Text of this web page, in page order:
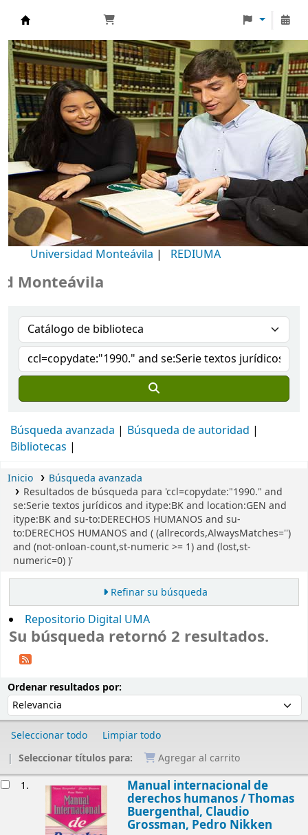
Biblioteca Universidad Monteávila
Universidad Monteávila | REDIUMA
Búsqueda avanzada
Búsqueda de autoridad
Bibliotecas
Inicio
Búsqueda avanzada
Resultados de búsqueda para 'ccl=copydate:"1990." and
se:Serie textos jurídicos and itype:BK and location:GEN and
itype:BK and su-to:DERECHOS HUMANOS and su-
to:DERECHOS HUMANOS and ( (allrecords,AlwaysMatches='')
and (not-onloan-count,st-numeric >= 1) and (lost,st-
numeric=0) )'
Refinar su búsqueda
Repositorio Digital UMA
Su búsqueda retornó 2 resultados.
Ordenar resultados por:
Seleccionar todo
Limpiar todo
Seleccionar títulos para:
Agregar al carrito
1. Manual internacional de
derechos humanos /Thomas
Buergenthal, Claudio
Grossman, Pedro Nikken